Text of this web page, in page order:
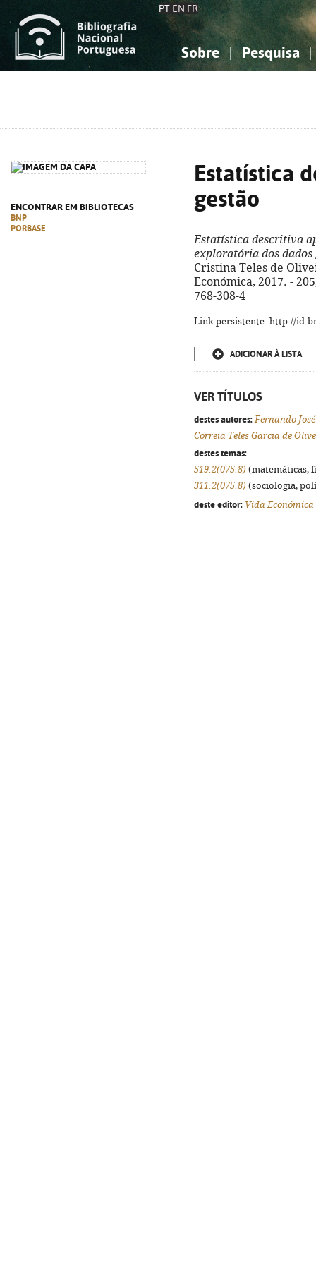
PT EN FR
Sobre Pesquisa
ENCONTRAR EM BIBLIOTECAS
BNP
PORBASE
Estatística
gestão
Estatística descritiva
exploratória dos dados
Cristina Teles de
Económica, 2017. -
768-308-4
Link persistente: http://
ADICIONAR À LISTA
VER TÍTULOS
destes autores: Fernando
Correia Teles Garcia de
destes temas:
519.2(075.8) (matemáticas,
311.2(075.8) (sociologia,
deste editor: Vida Económica